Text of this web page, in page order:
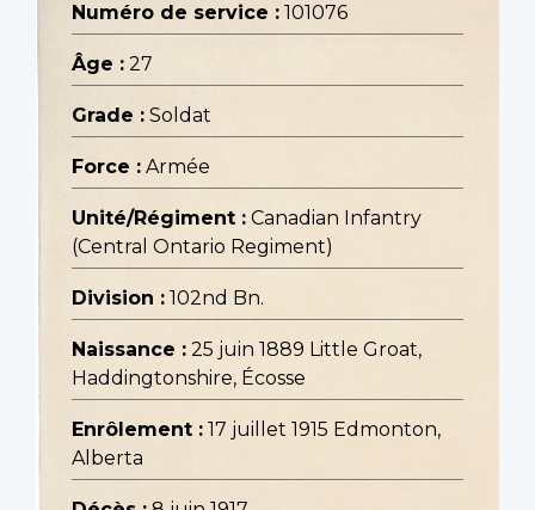
Numéro de service : 101076
Âge : 27
Grade : Soldat
Force : Armée
Unité/Régiment : Canadian Infantry
(Central Ontario Regiment)
Division : 102nd Bn.
Naissance : 25 juin 1889 Little Groat,
Haddingtonshire, Écosse
Enrôlement : 17 juillet 1915 Edmonton,
Alberta